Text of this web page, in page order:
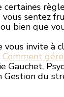
certaines
vous sentez
bien que
vous invite à
Comment
Gauchet,
Gestion du